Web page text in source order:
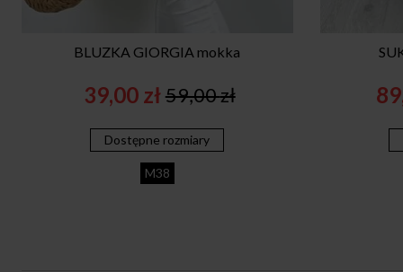
BLUZKA GIORGIA mokka
59,00zł
Original
price
was:
59,00 zł.
39,00 złCurrent
price
is:
39,00 zł.
Dostępne rozmiary
M38